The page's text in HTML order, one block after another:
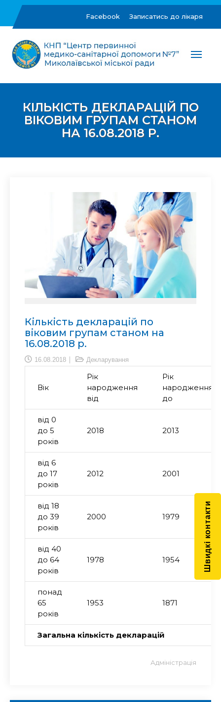
content
Facebook Записатись до лікаря
ЦПМСД №7 м.Миколаїв
первинної медико-санітарної допомоги №7"
КІЛЬКІСТЬ ДЕКЛАРАЦІЙ ПО
ВІКОВИМ ГРУПАМ СТАНОМ
НА 16.08.2018 Р.
Кількість декларацій по
віковим групам станом на
16.08.2018 р.
16.08.2018 Декларування
Вік
Рік
народження
від
Рік
народження
до
від 0
до 5
років
2018 2013
від 6
до 17
років
2012 2001
від 18
до 39
років
2000 1979
від 40
до 64
років
1978 1954
понад
65
років
1953 1871
Загальна кількість декларацій
Адміністрація
Швидкі контакти